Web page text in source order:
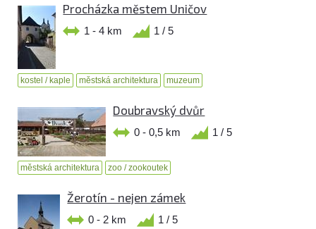
Procházka městem Uničov
1 - 4 km 1 / 5
kostel / kaple městská architektura muzeum
Doubravský dvůr
0 - 0,5 km 1 / 5
městská architektura zoo / zookoutek
Žerotín - nejen zámek
0 - 2 km 1 / 5